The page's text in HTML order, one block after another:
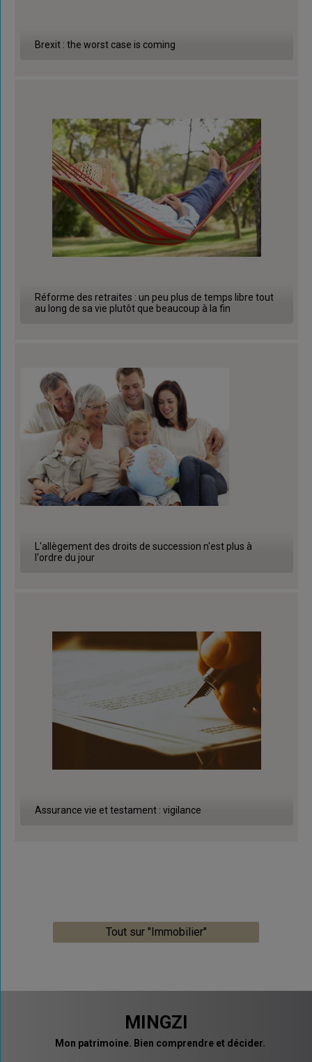
Brexit : the worst case is coming
Réforme des retraites : un peu plus de temps libre tout
au long de sa vie plutôt que beaucoup à la fin
L'allègement des droits de succession n'est plus à
l'ordre du jour
Assurance vie et testament : vigilance
Tout sur "Immobilier"
MINGZI
Mon patrimoine. Bien comprendre et décider.